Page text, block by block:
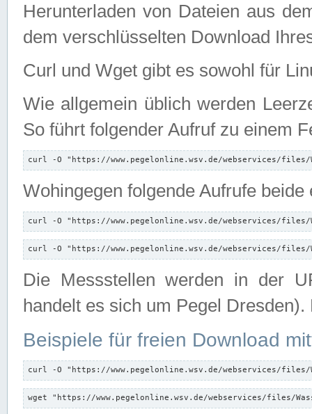
Herunterladen von Dateien aus
dem verschlüsselten Download
Curl und Wget gibt es sowohl für
Wie allgemein üblich werden
So führt folgender Aufruf zu einem
curl -O "https://www.pegelonline.wsv.de/webservices/files/
Wohingegen folgende Aufrufe beide
curl -O "https://www.pegelonline.wsv.de/webservices/files/
curl -O "https://www.pegelonline.wsv.de/webservices/files/
Die Messstellen werden in der
handelt es sich um Pegel
Beispiele für freien Download
curl -O "https://www.pegelonline.wsv.de/webservices/files/
wget "https://www.pegelonline.wsv.de/webservices/files/